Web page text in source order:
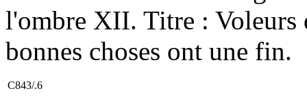
l'ombre XII. Titre : Voleurs
bonnes choses ont une fin.
C843/.6